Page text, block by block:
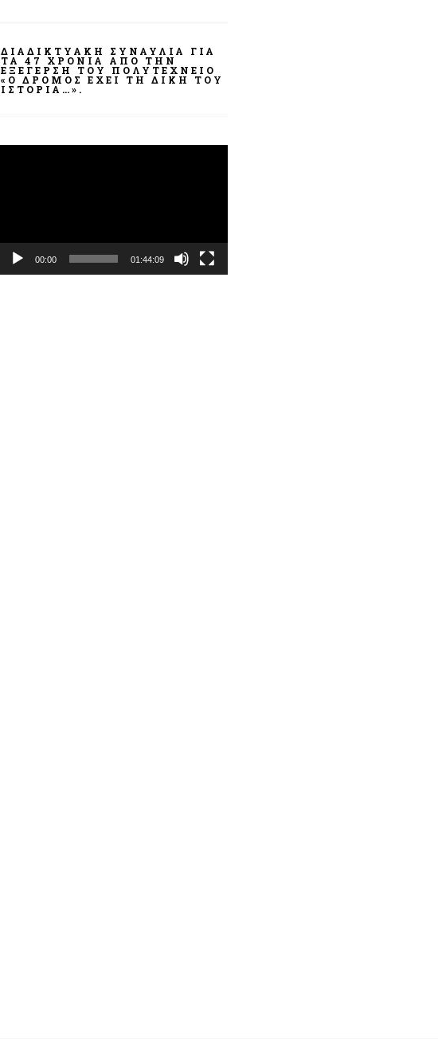
ΔΙΑΔΙΚΤΥΑΚΉ ΣΥΝΑΥΛΊΑ ΓΙΑ
ΤΑ 47 ΧΡΌΝΙΑ ΑΠΌ ΤΗΝ
ΕΞΈΓΕΡΣΗ ΤΟΥ ΠΟΛΥΤΕΧΝΕΊΟ
«Ο ΔΡΌΜΟΣ ΈΧΕΙ ΤΗ ΔΙΚΉ ΤΟΥ
ΙΣΤΟΡΊΑ…».
00:00 01:44:09